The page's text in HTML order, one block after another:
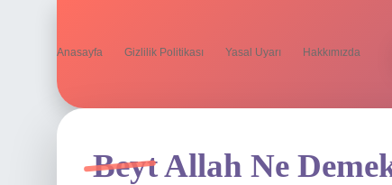
Anasayfa Gizlilik Politikası Yasal Uyarı Hakkımızda
Beyt Allah Ne